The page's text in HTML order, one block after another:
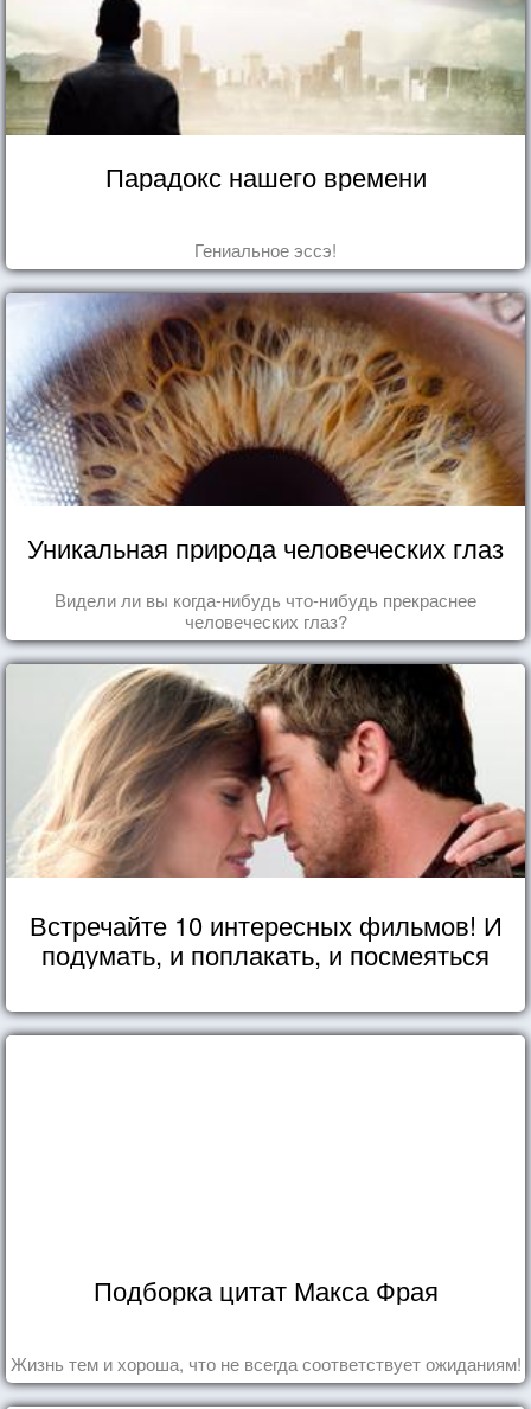
Парадокс нашего времени
Гениальное эссэ!
Уникальная природа человеческих глаз
Видели ли вы когда-нибудь что-нибудь прекраснее
человеческих глаз?
Встречайте 10 интересных фильмов! И
подумать, и поплакать, и посмеяться
Подборка цитат Макса Фрая
Жизнь тем и хороша, что не всегда соответствует ожиданиям!